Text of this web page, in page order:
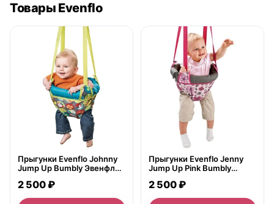
Товары Evenflo
нет в продаже
Прыгунки Evenflo Johnny
Jump Up Bumbly Эвенфло
2 500 ₽
нет в продаже
Прыгунки Evenflo Jenny
Jump Up Pink Bumbly
Ап Пинк Бамбли
2 500 ₽